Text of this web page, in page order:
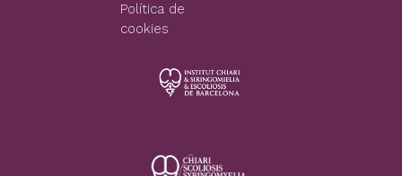
Política de
cookies